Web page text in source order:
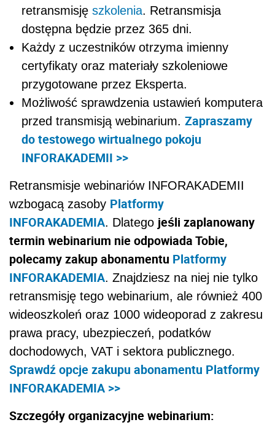
retransmisję szkolenia. Retransmisja
dostępna będzie przez 365 dni.
Każdy z uczestników otrzyma imienny
certyfikaty oraz materiały szkoleniowe
przygotowane przez Eksperta.
Możliwość sprawdzenia ustawień komputera
przed transmisją webinarium. Zapraszamy
do testowego wirtualnego pokoju
INFORAKADEMII >>
Retransmisje webinariów INFORAKADEMII
wzbogacą zasoby Platformy
INFORAKADEMIA. Dlatego jeśli zaplanowany
termin webinarium nie odpowiada Tobie,
polecamy zakup abonamentu Platformy
INFORAKADEMIA. Znajdziesz na niej nie tylko
retransmisję tego webinarium, ale również 400
wideoszkoleń oraz 1000 wideoporad z zakresu
prawa pracy, ubezpieczeń, podatków
dochodowych, VAT i sektora publicznego.
Sprawdź opcje zakupu abonamentu Platformy
INFORAKADEMIA >>
Szczegóły organizacyjne webinarium: